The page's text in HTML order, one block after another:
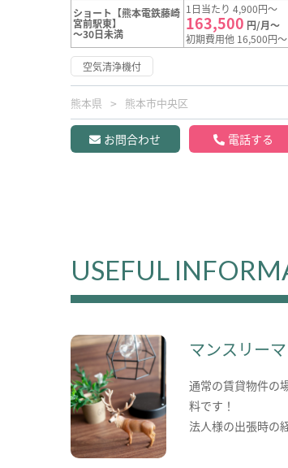
ショート【熊本電鉄藤崎
宮前駅東】
～30日未満
1日当たり 4,900円～
163,500 円/月～
初期費用他 16,500円～
空気清浄機付
熊本県 熊本市中央区
お問合わせ 電話する
USEFUL
マンスリー
通常の賃貸物件の
料です！
法人様の出張時の